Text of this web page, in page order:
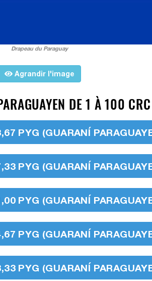
Drapeau du Paraguay
Agrandir l'image
DE 1 À 100
PYG (GUARANÍ
PYG (GUARANÍ
PYG (GUARANÍ
PYG (GUARANÍ
PYG (GUARANÍ